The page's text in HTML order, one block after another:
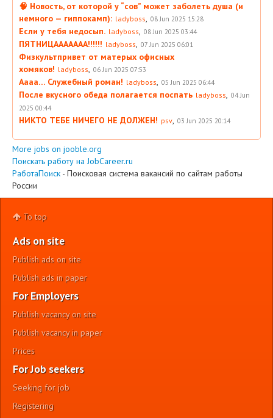
🧠 Новость, от которой у “сов” может заболеть душа (и
немного — гиппокамп): ladyboss, 08 Jun 2025 15:28
Если у тебя недосып. ladyboss, 08 Jun 2025 03:44
ПЯТНИЦААААААА!!!!!! ladyboss, 07 Jun 2025 06:01
Физкультпривет от матерых офисных
хомяков! ladyboss, 06 Jun 2025 07:53
Аааа… Служебный роман! ladyboss, 05 Jun 2025 06:44
После вкусного обеда полагается поспать ladyboss, 04 Jun
2025 00:44
НИКТО ТЕБЕ НИЧЕГО НЕ ДОЛЖЕН! psv, 03 Jun 2025 20:14
More jobs on jooble.org
Поискать работу на JobCareer.ru
РаботаПоиск - Поисковая система вакансий по сайтам работы
России
To top
Ads on site
Publish ads on site
Publish ads in paper
For Employers
Publish vacancy on site
Publish vacancy in paper
Prices
For Job seekers
Seeking for job
Registering